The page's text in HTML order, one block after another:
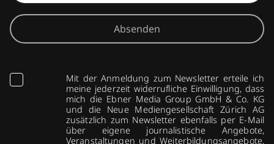
Absenden
Mit der Anmeldung zum Newsletter erteile ich
meine jederzeit widerrufliche Einwilligung, dass
mich die Ebner Media Group GmbH & Co. KG
und die Neue Mediengesellschaft Zürich AG
zusätzlich zum Newsletter ebenfalls per E-Mail
über eigene journalistische Angebote,
Veranstaltungen und Weiterbildungsangebote,